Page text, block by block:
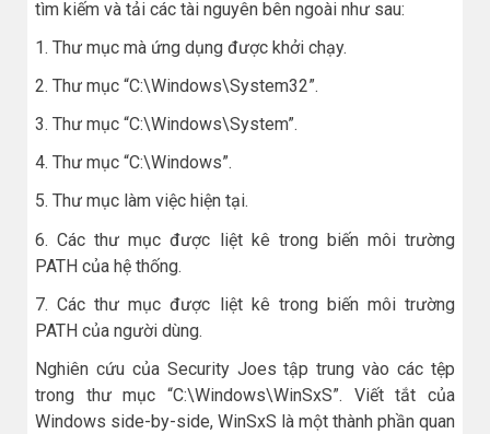
tìm kiếm và tải các tài nguyên bên ngoài như sau:
1. Thư mục mà ứng dụng được khởi chạy.
2. Thư mục “C:\Windows\System32”.
3. Thư mục “C:\Windows\System”.
4. Thư mục “C:\Windows”.
5. Thư mục làm việc hiện tại.
6. Các thư mục được liệt kê trong biến môi trường
PATH của hệ thống.
7. Các thư mục được liệt kê trong biến môi trường
PATH của người dùng.
Nghiên cứu của Security Joes tập trung vào các tệp
trong thư mục “C:\Windows\WinSxS”. Viết tắt của
Windows side-by-side, WinSxS là một thành phần quan